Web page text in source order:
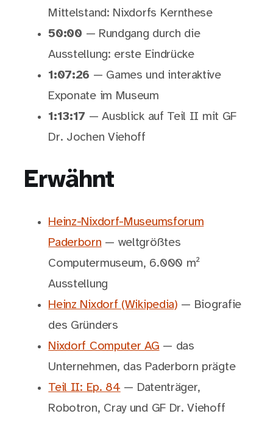
Mittelstand: Nixdorfs Kernthese
50:00 — Rundgang durch die
Ausstellung: erste Eindrücke
1:07:26 — Games und interaktive
Exponate im Museum
1:13:17 — Ausblick auf Teil II mit GF
Dr. Jochen Viehoff
Erwähnt
Heinz-Nixdorf-Museumsforum
Paderborn — weltgrößtes
Computermuseum, 6.000 m²
Ausstellung
Heinz Nixdorf (Wikipedia) — Biografie
des Gründers
Nixdorf Computer AG — das
Unternehmen, das Paderborn prägte
Teil II: Ep. 84 — Datenträger,
Robotron, Cray und GF Dr. Viehoff